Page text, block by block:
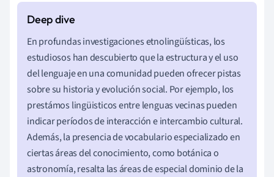
En profundas investigaciones etnolingüísticas, los
estudiosos han descubierto que la estructura y el uso
del lenguaje en una comunidad pueden ofrecer pistas
sobre su historia y evolución social. Por ejemplo, los
prestámos lingüisticos entre lenguas vecinas pueden
indicar períodos de interacción e intercambio cultural.
Además, la presencia de vocabulario especializado en
ciertas áreas del conocimiento, como botánica o
astronomía, resalta las áreas de especial dominio de la